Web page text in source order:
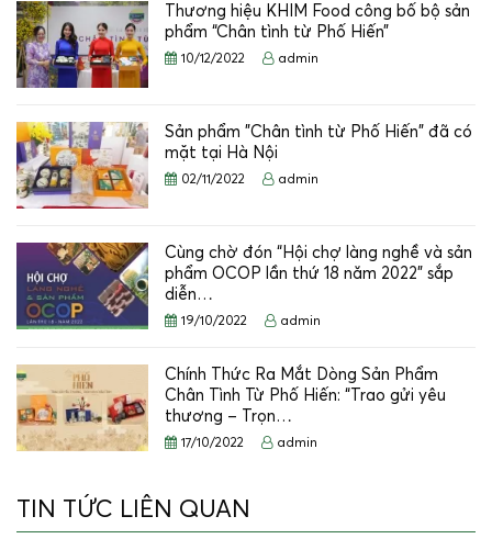
Thương hiệu KHIM Food công bố bộ sản
phẩm “Chân tình từ Phố Hiến”
10/12/2022 admin
Sản phẩm "Chân tình từ Phố Hiến" đã có
mặt tại Hà Nội
02/11/2022 admin
Cùng chờ đón “Hội chợ làng nghề và sản
phẩm OCOP lần thứ 18 năm 2022” sắp
diễn…
19/10/2022 admin
Chính Thức Ra Mắt Dòng Sản Phẩm
Chân Tình Từ Phố Hiến: “Trao gửi yêu
thương – Trọn…
17/10/2022 admin
TIN TỨC LIÊN QUAN